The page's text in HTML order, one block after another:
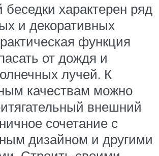
характерен ряд
и декоративных
функция
от дождя и
лучей. К
качествам можно
внешний
сочетание с
дизайном и другими